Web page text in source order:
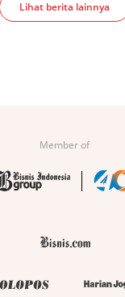
Lihat berita lainnya
Member of